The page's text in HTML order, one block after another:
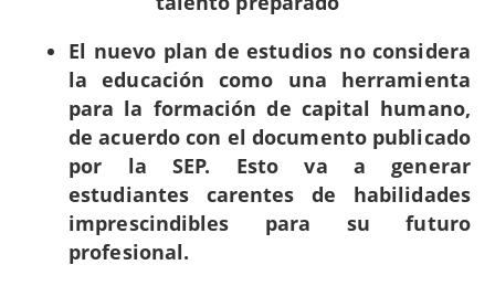
El nuevo plan de estudios no considera
la educación como una herramienta
para la formación de capital humano,
de acuerdo con el documento publicado
por la SEP. Esto va a generar
estudiantes carentes de habilidades
imprescindibles para su futuro
profesional.